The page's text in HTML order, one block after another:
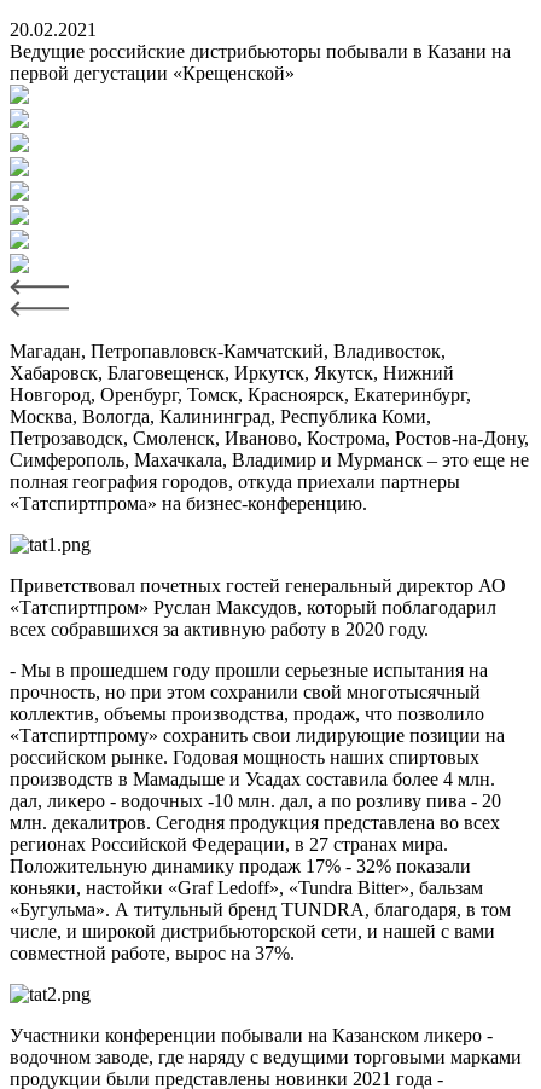
20.02.2021
Ведущие российские дистрибьюторы побывали в Казани на
первой дегустации «Крещенской»
Магадан, Петропавловск-Камчатский, Владивосток,
Хабаровск, Благовещенск, Иркутск, Якутск, Нижний
Новгород, Оренбург, Томск, Красноярск, Екатеринбург,
Москва, Вологда, Калининград, Республика Коми,
Петрозаводск, Смоленск, Иваново, Кострома, Ростов-на-Дону,
Симферополь, Махачкала, Владимир и Мурманск – это еще не
полная география городов, откуда приехали партнеры
«Татспиртпрома» на бизнес-конференцию.
Приветствовал почетных гостей генеральный директор АО
«Татспиртпром» Руслан Максудов, который поблагодарил
всех собравшихся за активную работу в 2020 году.
- Мы в прошедшем году прошли серьезные испытания на
прочность, но при этом сохранили свой многотысячный
коллектив, объемы производства, продаж, что позволило
«Татспиртпрому» сохранить свои лидирующие позиции на
российском рынке. Годовая мощность наших cпиртовых
производств в Мамадыше и Усадах составила более 4 млн.
дал, ликеро - водочных -10 млн. дал, а по розливу пива - 20
млн. декалитров. Сегодня продукция представлена во всех
регионах Российской Федерации, в 27 странах мира.
Положительную динамику продаж 17% - 32% показали
коньяки, настойки «Graf Ledoff», «Tundra Bitter», бальзам
«Бугульма». А титульный бренд TUNDRA, благодаря, в том
числе, и широкой дистрибьюторской сети, и нашей с вами
совместной работе, вырос на 37%.
Участники конференции побывали на Казанском ликеро -
водочном заводе, где наряду с ведущими торговыми марками
продукции были представлены новинки 2021 года -